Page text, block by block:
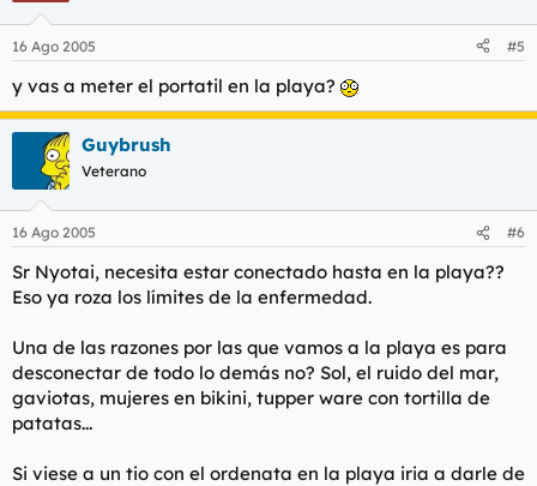
16 Ago 2005 #5
y vas a meter el portatil en la playa?
Guybrush
Veterano
16 Ago 2005 #6
Sr Nyotai, necesita estar conectado hasta en la playa??
Eso ya roza los límites de la enfermedad.
Una de las razones por las que vamos a la playa es para
desconectar de todo lo demás no? Sol, el ruido del mar,
gaviotas, mujeres en bikini, tupper ware con tortilla de
patatas...
Si viese a un tio con el ordenata en la playa iria a darle de